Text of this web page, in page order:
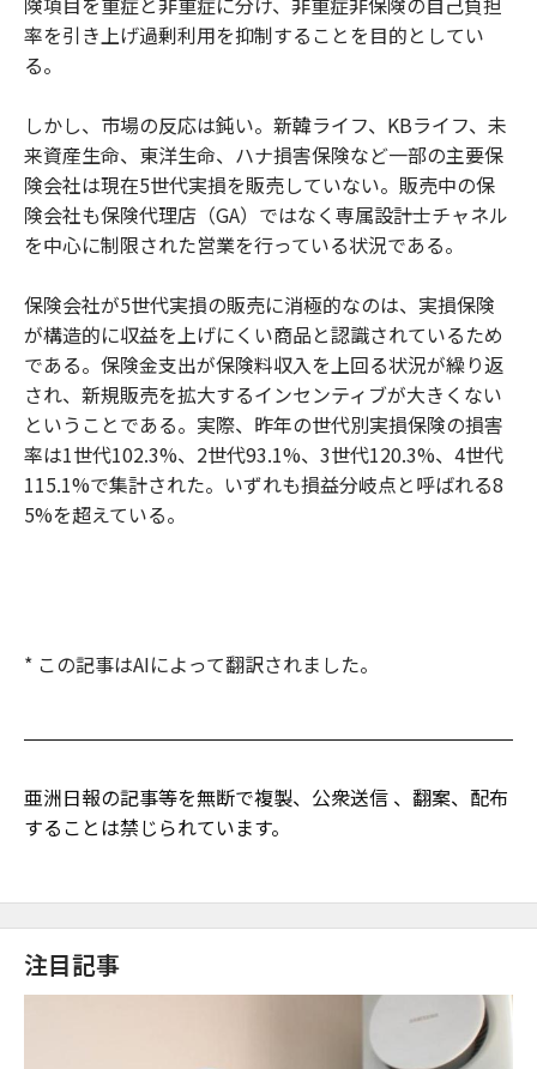
率を引き上げ過剰利用を抑制することを目的としてい
る。
しかし、市場の反応は鈍い。新韓ライフ、KBライフ、未
来資産生命、東洋生命、ハナ損害保険など一部の主要保
険会社は現在5世代実損を販売していない。販売中の保
険会社も保険代理店（GA）ではなく専属設計士チャネル
を中心に制限された営業を行っている状況である。
保険会社が5世代実損の販売に消極的なのは、実損保険
が構造的に収益を上げにくい商品と認識されているため
である。保険金支出が保険料収入を上回る状況が繰り返
され、新規販売を拡大するインセンティブが大きくない
ということである。実際、昨年の世代別実損保険の損害
率は1世代102.3%、2世代93.1%、3世代120.3%、4世代
115.1%で集計された。いずれも損益分岐点と呼ばれる8
5%を超えている。
* この記事はAIによって翻訳されました。
亜洲日報の記事等を無断で複製、公衆送信 、翻案、配布
することは禁じられています。
注目記事